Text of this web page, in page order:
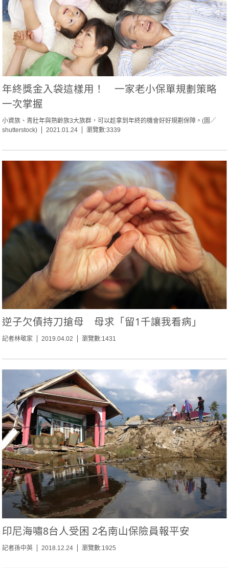
年終獎金入袋這樣用！ 一家老小保單規劃策略
一次掌握
小資族、青壯年與熟齡族3大族群，可以趁拿到年終的機會好好規劃保障。(圖／
shutterstock)
2021.01.24 瀏覽數:3339
逆子欠債持刀搶母 母求「留1千讓我看病」
記者林敬家 2019.04.02 瀏覽數:1431
印尼海嘯8台人受困 2名南山保險員報平安
記者孫中英 2018.12.24 瀏覽數:1925